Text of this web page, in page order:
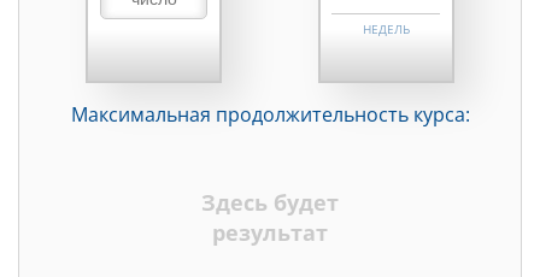
НЕДЕЛЬ
ДНЕЙ
Максимальная продолжительность курса:
Здесь будет
результат